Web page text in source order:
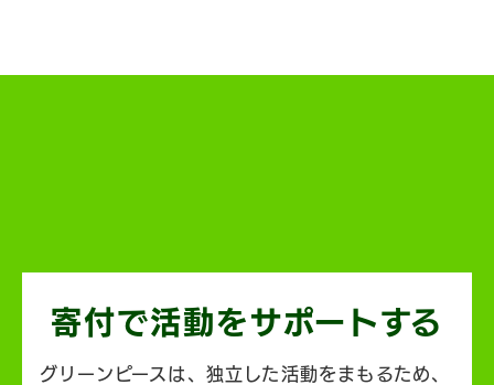
寄付で活動をサポートする
グリーンピースは、独立した活動をまもるため、